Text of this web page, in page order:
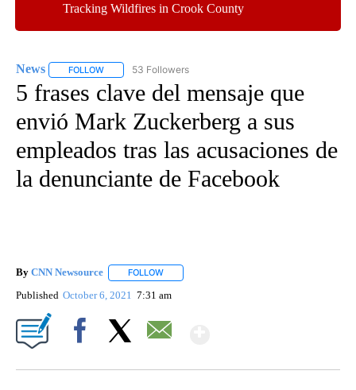
Tracking Wildfires in Crook County
News FOLLOW FOLLOW "NEWS" TO RECEIVE NOTIFICATIONS ABOUT
53 Followers
5 frases clave del mensaje que
envió Mark Zuckerberg a sus
empleados tras las acusaciones de
la denunciante de Facebook
By CNN Newsource FOLLOW
Published October 6, 2021 7:31 am